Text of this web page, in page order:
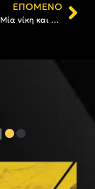
ΕΠΌΜΕΝΟ
Χάντμπολ: Μία νίκη και δύο ήττες για τα τμήματα υποδομών